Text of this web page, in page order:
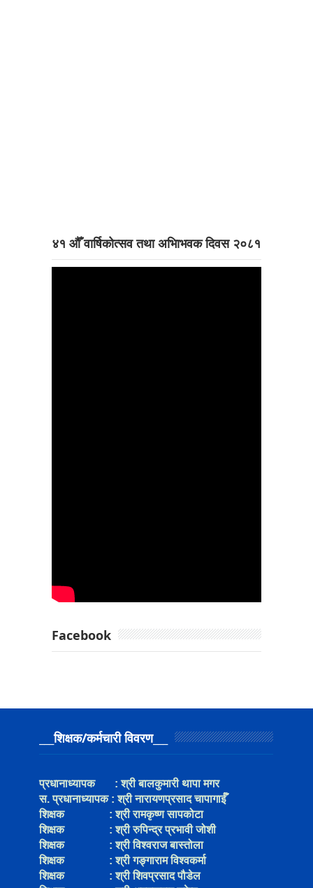
४१ औँ वार्षिकोत्सव तथा अभिाभवक दिवस २०८१
Facebook
___शिक्षक/कर्मचारी विवरण___
प्रधानाध्यापक : श्री बालकुमारी थापा मगर
स. प्रधानाध्यापक :श्रीनारायणप्रसाद चापागाईँ
शिक्षक
:श्री रामकृष्ण सापकोटा
शिक्षक
:श्री रुपिन्द्र प्रभावी जोशी
शिक्षक
:श्रीविश्‍वराज बास्तोला
शिक्षक
:श्री गङ्गाराम विश्‍वकर्मा
शिक्षक
:श्री शिवप्रसाद पौडेल